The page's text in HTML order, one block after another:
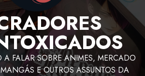
FALAR SOBRE ANIMES, MERCADO
E OUTROS ASSUNTOS DA